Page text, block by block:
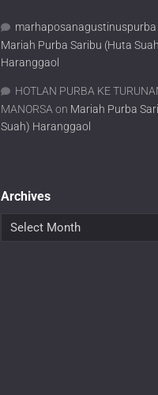
marhaposanagustinuspurba
Mariah Purba Saribu (Huta
Haranggaol
HOTLAN PURBA KE
MANORSA on Mariah Purba
Suah) Haranggaol
Archives